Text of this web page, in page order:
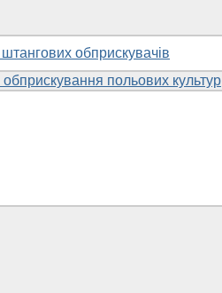
обприскувачів
обприскування польових культур